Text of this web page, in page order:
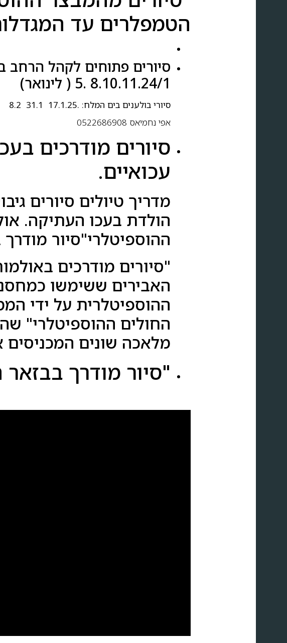
הטמפלרים עד
סיורים פתוחים לקהל הרחב בעוטף
8.10.11.24/1 .5 ( לינואר)
סיורי בולענים בים המלח: .17.1.25 31.1 8.2
אפי נחמיאס 0522686908
סיורים מודרכים
עכואיים.
מדריך טיולים סיורים
הולדת בעכו העתיקה.
ההוספיטלרי"סיור
"סיורים מודרכים
האבירים ששימשו
ההוספיטלרית על ידי
החולים ההוספיטלרי"
מלאכה שונים המכניסים
"סיור מודרך